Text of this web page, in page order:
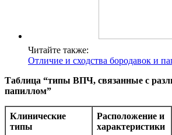
Читайте также:
Отличие и сходства бородавок и
Таблица “типы ВПЧ, связанные с
папиллом”
Клинические
типы
Расположение и
характеристики